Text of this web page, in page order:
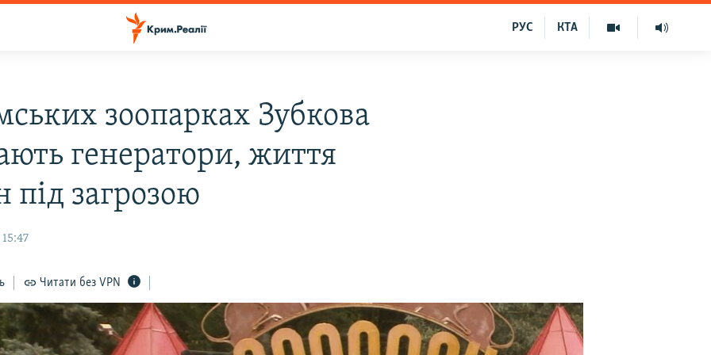
КТА
РУС
зоопарках Зубкова
генератори, життя
під загрозою
Читати без VPN